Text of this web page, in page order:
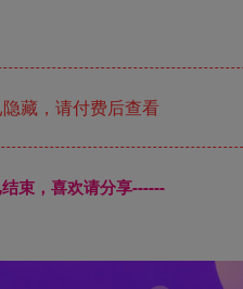
藏，请付费后查看
束，喜欢请分享------